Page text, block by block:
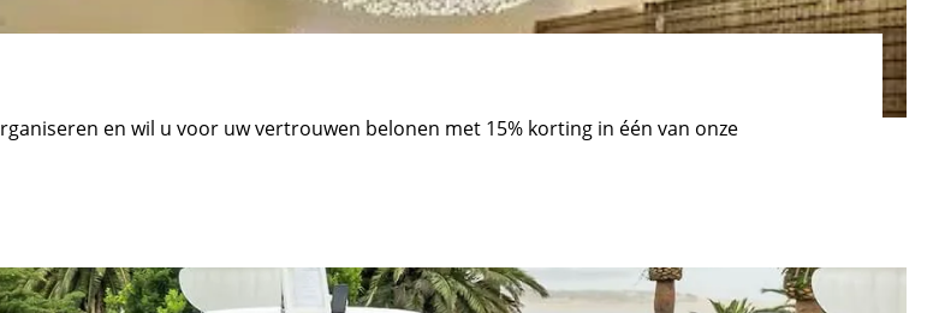
en wil u voor uw vertrouwen belonen met 15% korting in één van onze